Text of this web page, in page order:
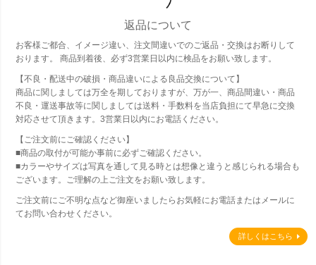
返品について
お客様ご都合、イメージ違い、注文間違いでのご返品・交換はお断りして
おります。 商品到着後、必ず3営業日以内に検品をお願い致します。
【不良・配送中の破損・商品違いによる良品交換について】
商品に関しましては万全を期しておりますが、万が一、商品間違い・商品
不良・運送事故等に関しましては送料・手数料を当店負担にて早急に交換
対応させて頂きます。3営業日以内にお電話ください。
【ご注文前にご確認ください】
■商品の取付が可能か事前に必ずご確認ください。
■カラーやサイズは写真を通して見る時とは想像と違うと感じられる場合も
ございます。ご理解の上ご注文をお願い致します。
ご注文前にご不明な点など御座いましたらお気軽にお電話またはメールに
てお問い合わせください。
詳しくはこちら